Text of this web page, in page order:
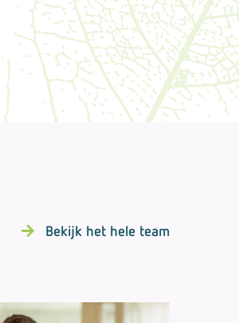
Bekijk het hele team